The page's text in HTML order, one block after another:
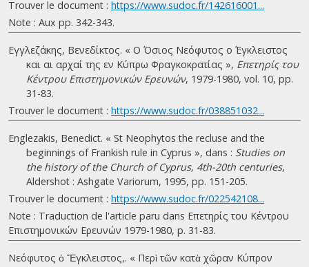
Trouver le document : https://www.sudoc.fr/142616001...
Note : Aux pp. 342-343.
Εγγλεζάκης, Βενεδίκτος. « Ο Όσιος Νεόφυτος ο Έγκλειστος
και αι αρχαί της εν Κύπρω Φραγκοκρατίας », Επετηρίς του
Κέντρου Επιστημονικών Ερευνών, 1979-1980, vol. 10, pp.
31-83.
Trouver le document : https://www.sudoc.fr/038851032...
Englezakis, Benedict. « St Neophytos the recluse and the
beginnings of Frankish rule in Cyprus », dans : Studies on
the history of the Church of Cyprus, 4th-20th centuries,
Aldershot : Ashgate Variorum, 1995, pp. 151-205.
Trouver le document : https://www.sudoc.fr/022542108...
Note : Traduction de l'article paru dans Επετηρίς του Κέντρου
Επιστημονικών Ερευνών 1979-1980, p. 31-83.
Νεόφυτος ὁ Ἔγκλειστος,. « Περὶ τῶν κατὰ χῶραν Κύπρον